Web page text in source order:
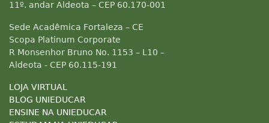
11º. andar Aldeota – CEP 60.170-001
Sede Acadêmica Fortaleza – CE
Scopa Platinum Corporate
R Monsenhor Bruno No. 1153 – L10 –
Aldeota - CEP 60.115-191
LOJA VIRTUAL
BLOG UNIEDUCAR
ENSINE NA UNIEDUCAR